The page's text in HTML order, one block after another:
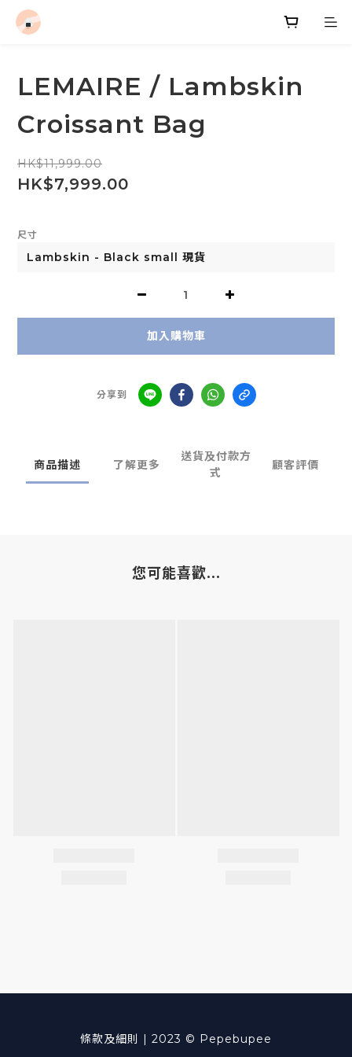
LEMAIRE / Lambskin
Croissant Bag
HK$11,999.00
HK$7,999.00
尺寸
加入購物車
分享到
商品描述 了解更多
送貨及付款方
式
顧客評價
您可能喜歡...
條款及細則 | 2023 © Pepebupee